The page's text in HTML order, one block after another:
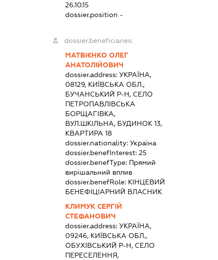
26.10.15
dossier.position -
dossier.beneficiaries:
МАТВІЄНКО ОЛЕГ
АНАТОЛІЙОВИЧ
dossier.address: УКРАЇНА,
08129, КИЇВСЬКА ОБЛ.,
БУЧАНСЬКИЙ Р-Н, СЕЛО
ПЕТРОПАВЛІВСЬКА
БОРЩАГІВКА,
ВУЛ.ШКІЛЬНА, БУДИНОК 13,
КВАРТИРА 18
dossier.nationality: Україна
dossier.benefInterest: 25
dossier.benefType: Прямий
вирішальний вплив
dossier.benefRole: КІНЦЕВИЙ
БЕНЕФІЦІАРНИЙ ВЛАСНИК
КЛИМУК СЕРГІЙ
СТЕФАНОВИЧ
dossier.address: УКРАЇНА,
09246, КИЇВСЬКА ОБЛ.,
ОБУХІВСЬКИЙ Р-Н, СЕЛО
ПЕРЕСЕЛЕННЯ,